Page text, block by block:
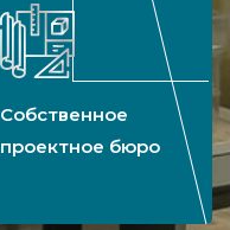
Собственное
проектное бюро